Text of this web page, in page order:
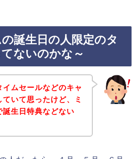
誕生日の人限定のタ
ないのかな～
ムセールなどのキャ
いて思ったけど、ミ
誕生日特典などない